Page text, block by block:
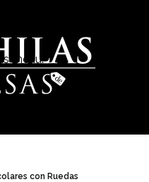
menu.
con Ruedas